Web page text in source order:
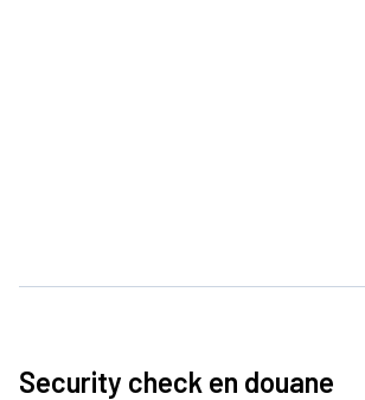
Security check en douane